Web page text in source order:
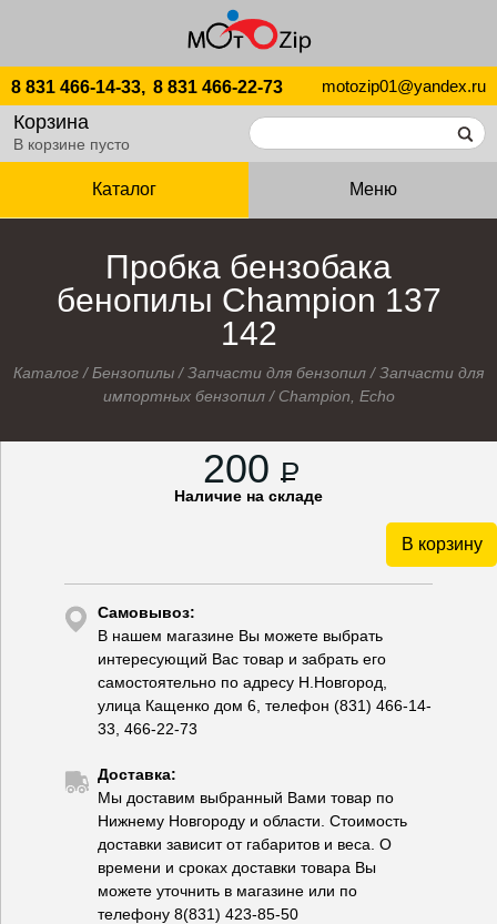
8 831 466-14-33, 8 831 466-22-73 motozip01@yandex.ru
Корзина
В корзине пусто
Каталог Меню
Пробка бензобака
бенопилы Champion 137
142
Каталог /Бензопилы /Запчасти для бензопил /Запчасти для
импортных бензопил/ Champion, Echo
200 P
Наличие на складе
В корзину
Самовывоз:
В нашем магазине Вы можете выбрать
интересующий Вас товар и забрать его
самостоятельно по адресу Н.Новгород,
улица Кащенко дом 6, телефон (831) 466-14-
33, 466-22-73
Доставка:
Мы доставим выбранный Вами товар по
Нижнему Новгороду и области. Стоимость
доставки зависит от габаритов и веса. О
времени и сроках доставки товара Вы
можете уточнить в магазине или по
телефону 8(831) 423-85-50